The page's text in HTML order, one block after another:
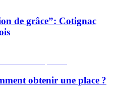
de grâce”: Cotignac
obtenir une place ?